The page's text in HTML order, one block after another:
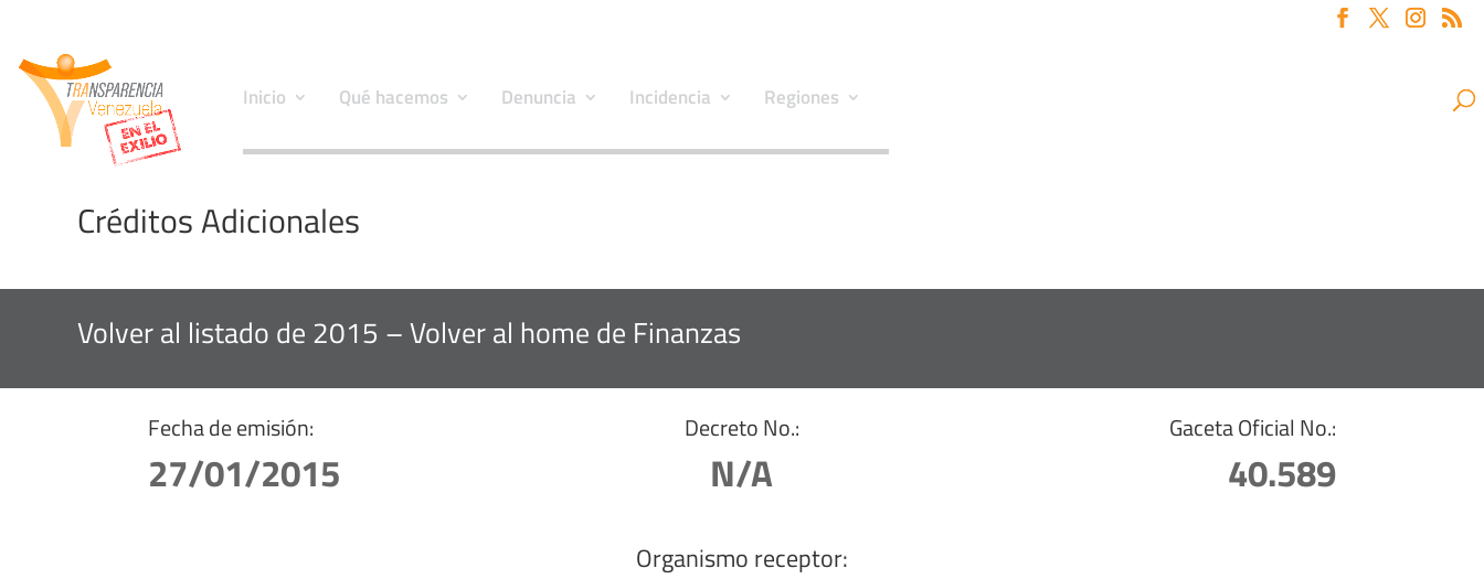
Inicio Qué hacemos Denuncia Incidencia Regiones
Créditos Adicionales
Volver al listado de 2015 –Volver al home de Finanzas
Fecha de emisión:
27/01/2015
Decreto No.:
N/A
Gaceta Oficial No.:
40.589
Organismo receptor: